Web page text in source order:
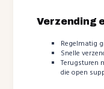
Verzending
Regelmatig
Snelle
Terugsturen
die open